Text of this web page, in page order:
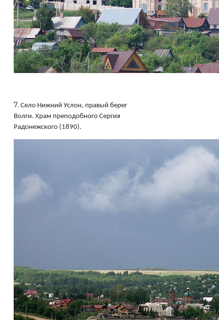
7. Село Нижний Услон, правый берег
Волги. Храм преподобного Сергия
Радонежского (1890).